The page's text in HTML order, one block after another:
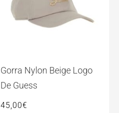
Gorra Nylon Beige Logo
De Guess
45,00€